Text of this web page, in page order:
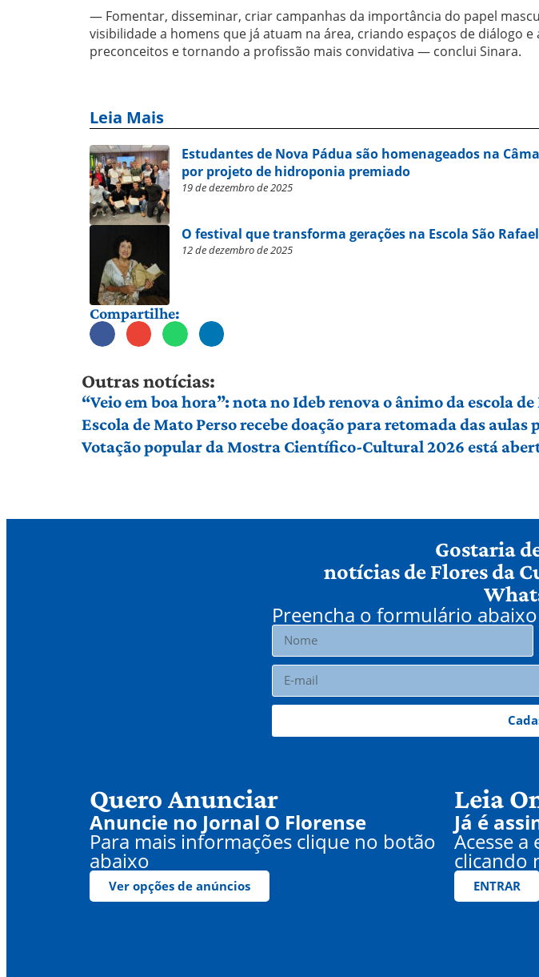
— Fomentar, disseminar, criar campanhas da importância do papel
visibilidade a homens que já atuam na área, criando espaços de diálogo
preconceitos e tornando a profissão mais convidativa — conclui Sinara.
Leia Mais
Estudantes de Nova Pádua são homenageados na
por projeto de hidroponia premiado
19 de dezembro de 2025
O festival que transforma gerações na Escola São Rafael
12 de dezembro de 2025
Compartilhe:
Outras notícias:
“Veio em boa hora”: nota no Ideb renova o ânimo da escola
Escola de Mato Perso recebe doação para retomada das
Votação popular da Mostra Científico-Cultural 2026 está
Gostaria
notícias de Flores da
Preencha o formulário
Quero Anunciar
Anuncie no Jornal O Florense
Para mais informações clique no botão
abaixo
Ver opções de anúncios
Leia
Já é
Acesse
clicando
ENTRAR